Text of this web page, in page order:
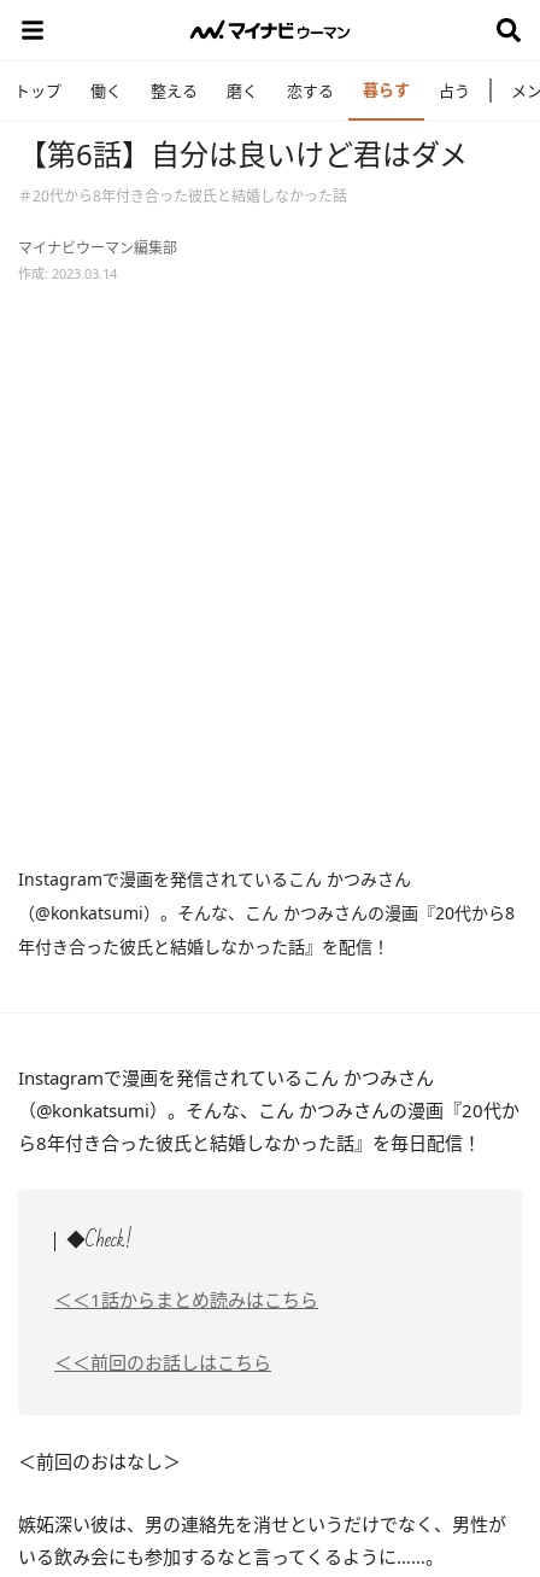
トップ 働く 整える 磨く 恋する 暮らす 占う メ
【第6話】自分は良いけど君はダメ
＃20代から8年付き合った彼氏と結婚しなかった話
マイナビウーマン編集部
作成: 2023.03.14
Instagramで漫画を発信されているこん かつみさん
（@konkatsumi）。そんな、こん かつみさんの漫画『20代から8
年付き合った彼氏と結婚しなかった話』を配信！
Instagramで漫画を発信されているこん かつみさん
（@konkatsumi）。そんな、こん かつみさんの漫画『20代か
ら8年付き合った彼氏と結婚しなかった話』を毎日配信！
◆Check!
＜＜1話からまとめ読みはこちら
＜＜前回のお話しはこちら
＜前回のおはなし＞
嫉妬深い彼は、男の連絡先を消せというだけでなく、男性が
いる飲み会にも参加するなと言ってくるように……。